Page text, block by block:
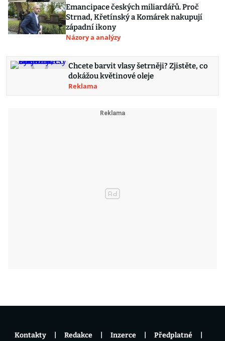
Emancipace českých miliardářů. Proč
Strnad, Křetínský a Komárek nakupují
západní ikony
Názory a analýzy
Chcete barvit vlasy šetrněji? Zjistěte, co
dokážou květinové oleje
Reklama
Kontakty Redakce Inzerce Předplatné